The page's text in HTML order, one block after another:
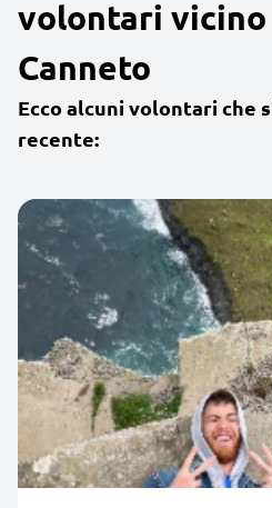
volontari
Canneto
Ecco alcuni volontari che
recente: